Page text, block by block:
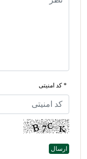
* کد امنیتی